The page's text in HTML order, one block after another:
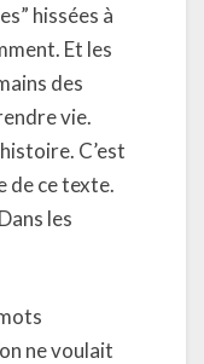
hissées à
Et les
des
vie.
C’est
de ce texte.
les
ne voulait